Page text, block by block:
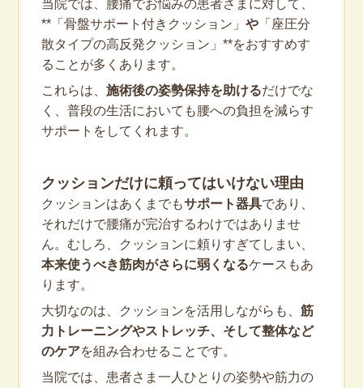
当院では、腰痛でお悩みの患者さまに対して、
**「骨盤サポート付きクッション」 や「座圧分
散タイプの高反発クッション」**をおすすめす
ることが多くあります。
これらは、 施術後の姿勢保持を助けるだけでな
く、普段の生活においても腰への負担を減らす
サポートをしてくれます。
クッションだけに頼ってはいけない理由
クッションはあくまでもサポート器具であり、
それだけで腰痛が完治するわけではありませ
ん。むしろ、クッションに頼りすぎてしまい、
本来使うべき筋肉がさらに弱くなるケースもあ
ります。
大切なのは、クッションを活用しながらも、 筋
力トレーニングやストレッチ、そして整体など
のケアを組み合わせることです。
当院では、患者さま一人ひとりの姿勢や筋力の